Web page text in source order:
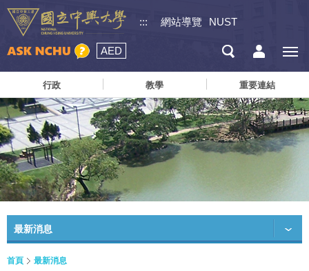
::: 網站導覽 NUST
AED
行政 教學 重要連結
最新消息
首頁
最新消息